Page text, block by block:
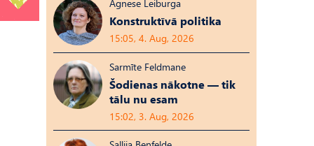
Agnese Leiburga
Konstruktīvā politika
15:05, 4. Aug, 2026
Sarmīte Feldmane
Šodienas nākotne — tik
tālu nu esam
15:02, 3. Aug, 2026